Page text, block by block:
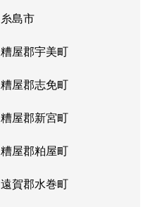
糸島市
糟屋郡宇美町
糟屋郡志免町
糟屋郡新宮町
糟屋郡粕屋町
遠賀郡水巻町